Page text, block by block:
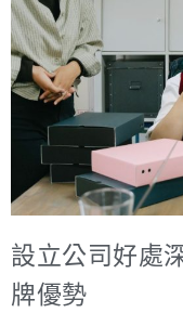
節省策略 費用項目
代辦的優勢與節省策
NT$2,400 (電子) 提
助你做出透明又划算
立公司代辦費用」感
無數懷抱夢想的創業
與願景之外，現實
您是否也曾上網搜
代辦費用」，卻發
隱藏收費？ 根據經
程，如公司名稱預查
件等，不僅耗費時間
設立公司好處
牌優勢